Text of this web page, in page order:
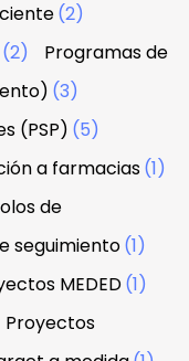
(2)
(2)
Programas de
(3)
(PSP) (5)
a farmacias(1)
de
seguimiento(1)
MEDED(1)
Proyectos